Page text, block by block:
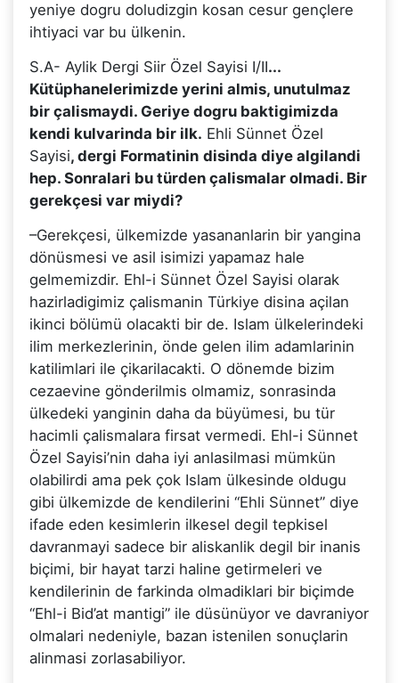
yeniye dogru doludizgin kosan cesur gençlere
ihtiyaci var bu ülkenin.
S.A- Aylik Dergi Siir Özel Sayisi I/II...
Kütüphanelerimizde yerini almis, unutulmaz
bir çalismaydi. Geriye dogru baktigimizda
kendi kulvarinda bir ilk. Ehli Sünnet Özel
Sayisi, dergi Formatinin disinda diye algilandi
hep. Sonralari bu türden çalismalar olmadi. Bir
gerekçesi var miydi?
–Gerekçesi, ülkemizde yasananlarin bir yangina
dönüsmesi ve asil isimizi yapamaz hale
gelmemizdir. Ehl-i Sünnet Özel Sayisi olarak
hazirladigimiz çalismanin Türkiye disina açilan
ikinci bölümü olacakti bir de. Islam ülkelerindeki
ilim merkezlerinin, önde gelen ilim adamlarinin
katilimlari ile çikarilacakti. O dönemde bizim
cezaevine gönderilmis olmamiz, sonrasinda
ülkedeki yanginin daha da büyümesi, bu tür
hacimli çalismalara firsat vermedi. Ehl-i Sünnet
Özel Sayisi’nin daha iyi anlasilmasi mümkün
olabilirdi ama pek çok Islam ülkesinde oldugu
gibi ülkemizde de kendilerini “Ehli Sünnet” diye
ifade eden kesimlerin ilkesel degil tepkisel
davranmayi sadece bir aliskanlik degil bir inanis
biçimi, bir hayat tarzi haline getirmeleri ve
kendilerinin de farkinda olmadiklari bir biçimde
“Ehl-i Bid’at mantigi” ile düsünüyor ve davraniyor
olmalari nedeniyle, bazan istenilen sonuçlarin
alinmasi zorlasabiliyor.